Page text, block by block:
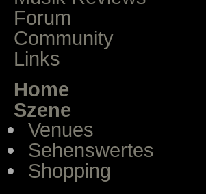
Forum
Community
Links
Home
Szene
Venues
Sehenswertes
Shopping